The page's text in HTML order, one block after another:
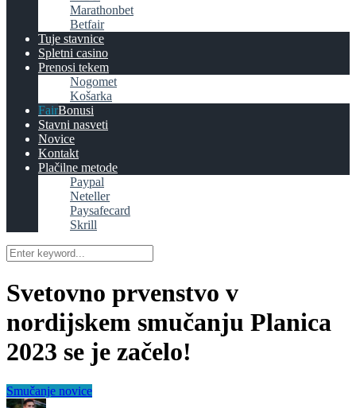
Marathonbet
Betfair
Tuje stavnice
Spletni casino
Prenosi tekem
Nogomet
Košarka
Bonusi
Stavni nasveti
Novice
Kontakt
Plačilne metode
Paypal
Neteller
Paysafecard
Skrill
Svetovno prvenstvo v
nordijskem smučanju Planica
2023 se je začelo!
Smučanje novice